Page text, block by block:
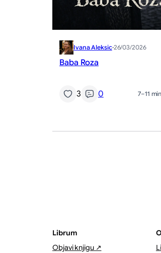
Ivana Aleksic·26/03/2026
Baba Roza
3 0 7–11
Librum
Objavi knjigu ↗